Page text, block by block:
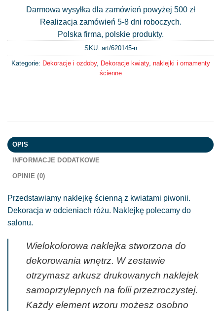
Darmowa wysyłka dla zamówień powyżej 500 zł
Realizacja zamówień 5-8 dni roboczych.
Polska firma, polskie produkty.
SKU: art/620145-n
Kategorie: Dekoracje i ozdoby, Dekoracje kwiaty, naklejki i ornamenty
ścienne
OPIS
INFORMACJE DODATKOWE
OPINIE (0)
Przedstawiamy naklejkę ścienną z kwiatami piwonii.
Dekoracja w odcieniach różu. Naklejkę polecamy do
salonu.
Wielokolorowa naklejka stworzona do
dekorowania wnętrz. W zestawie
otrzymasz arkusz drukowanych naklejek
samoprzylepnych na folii przezroczystej.
Każdy element wzoru możesz osobno